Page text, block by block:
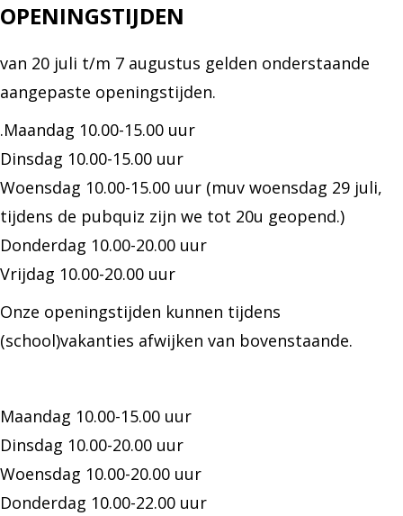
OPENINGSTIJDEN
van 20 juli t/m 7 augustus gelden onderstaande
aangepaste openingstijden.
.Maandag 10.00-15.00 uur
Dinsdag 10.00-15.00 uur
Woensdag 10.00-15.00 uur (muv woensdag 29 juli,
tijdens de pubquiz zijn we tot 20u geopend.)
Donderdag 10.00-20.00 uur
Vrijdag 10.00-20.00 uur
Onze openingstijden kunnen tijdens
(school)vakanties afwijken van bovenstaande.
Maandag 10.00-15.00 uur
Dinsdag 10.00-20.00 uur
Woensdag 10.00-20.00 uur
Donderdag 10.00-22.00 uur